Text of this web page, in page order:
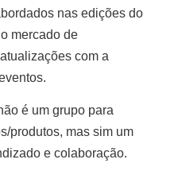
nas edições do
mercado de
com a
é um grupo para
produtos, mas sim um
e colaboração.